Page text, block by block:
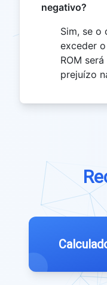
negativo?
Sim, se o
exceder
ROM
prejuízo